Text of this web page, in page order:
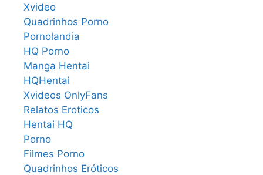
Xvideo
Quadrinhos Porno
Pornolandia
HQ Porno
Manga Hentai
HQHentai
Xvideos OnlyFans
Relatos Eroticos
Hentai HQ
Porno
Filmes Porno
Quadrinhos Eróticos